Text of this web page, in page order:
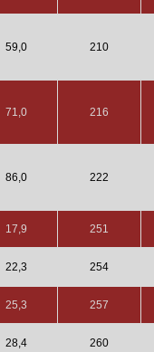
59,0 210
71,0 216
86,0 222
17,9 251
22,3 254
25,3 257
28,4 260